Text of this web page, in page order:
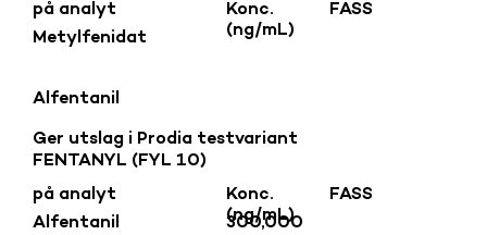
Metylfenidat
på analyt
Konc.
(ng/mL)
FASS
Alfentanil
Alfentanil
FENTANYL (FYL 10)
300,000
på analyt
Konc.
(ng/mL)
Ger utslag i Prodia testvariant
FASS